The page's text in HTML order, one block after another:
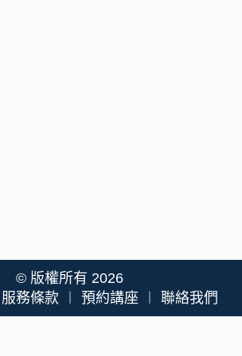
© 版權所有 2026
服務條款 預約講座 聯絡我們